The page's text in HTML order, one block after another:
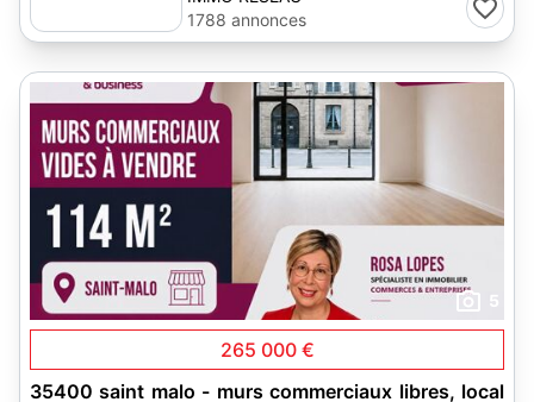
1788 annonces
5
265 000 €
35400 saint malo - murs commerciaux libres, local